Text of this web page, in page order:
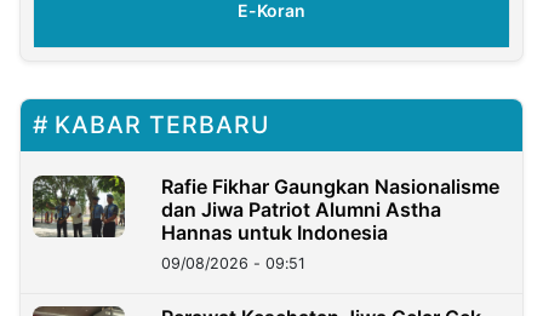
E-Koran
KABAR TERBARU
Rafie Fikhar Gaungkan Nasionalisme
dan Jiwa Patriot Alumni Astha
Hannas untuk Indonesia
09/08/2026 - 09:51